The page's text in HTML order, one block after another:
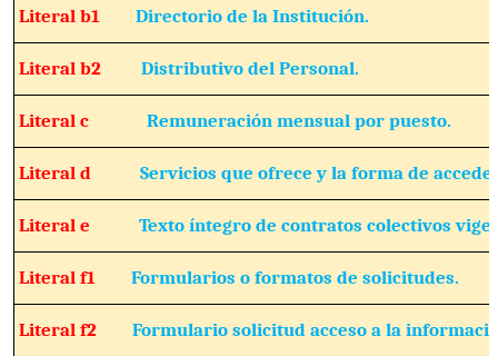
Literal b1Directorio de la Institución.
Literal b2Distributivo del Personal.
Literal c Remuneración mensual por puesto.
Literal dServicios que ofrece y la forma de
Literal eTexto íntegro de contratos colectivos
Literal f1Formularios o formatos de solicitudes.
Literal f2Formulario solicitud acceso a la